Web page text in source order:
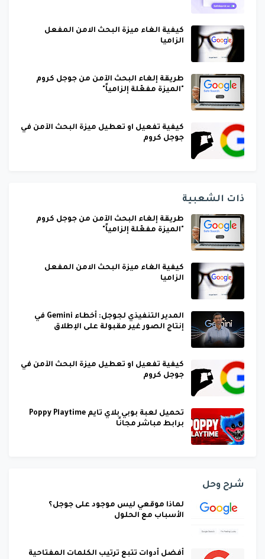
كيفية الغاء ميزة البحث الامن المفعل
الزاميا
طريقة إلغاء البحث الآمن من جوجل كروم
"الميزة مفعّلة إلزامياً"
كيفية تفعيل او تعطيل ميزة البحث الآمن في
جوجل كروم
ذات الشعبية
طريقة إلغاء البحث الآمن من جوجل كروم
"الميزة مفعّلة إلزامياً"
كيفية الغاء ميزة البحث الامن المفعل
الزاميا
المدير التنفيذي لجوجل: أخطاء Gemini في
إنتاج الصور غير مقبولة على الإطلاق
كيفية تفعيل او تعطيل ميزة البحث الآمن في
جوجل كروم
تحميل لعبة بوبي بلاي تايم Poppy Playtime
برابط مباشر مجانًا
شرح وحل
لماذا موقعي ليس موجود على جوجل؟
الأسباب مع الحلول
أفضل أدوات تتبع ترتيب الكلمات المفتاحية